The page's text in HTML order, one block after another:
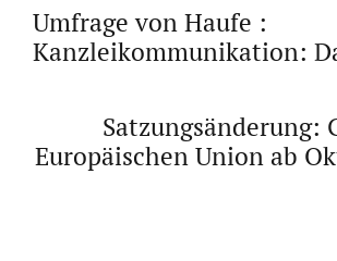
Umfrage von Haufe :
Kanzleikommunikation:
Satzungsänderung:
Europäischen Union ab